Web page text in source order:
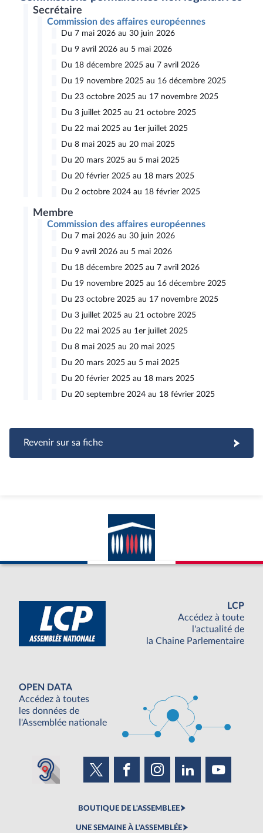
Secrétaire
Commission des affaires européennes
Du 7 mai 2026 au 30 juin 2026
Du 9 avril 2026 au 5 mai 2026
Du 18 décembre 2025 au 7 avril 2026
Du 19 novembre 2025 au 16 décembre 2025
Du 23 octobre 2025 au 17 novembre 2025
Du 3 juillet 2025 au 21 octobre 2025
Du 22 mai 2025 au 1er juillet 2025
Du 8 mai 2025 au 20 mai 2025
Du 20 mars 2025 au 5 mai 2025
Du 20 février 2025 au 18 mars 2025
Du 2 octobre 2024 au 18 février 2025
Membre
Commission des affaires européennes
Du 7 mai 2026 au 30 juin 2026
Du 9 avril 2026 au 5 mai 2026
Du 18 décembre 2025 au 7 avril 2026
Du 19 novembre 2025 au 16 décembre 2025
Du 23 octobre 2025 au 17 novembre 2025
Du 3 juillet 2025 au 21 octobre 2025
Du 22 mai 2025 au 1er juillet 2025
Du 8 mai 2025 au 20 mai 2025
Du 20 mars 2025 au 5 mai 2025
Du 20 février 2025 au 18 mars 2025
Du 20 septembre 2024 au 18 février 2025
Revenir sur sa fiche
LCP
Accédez à toute
l'actualité de
la Chaine Parlementaire
OPEN DATA
Accédez à toutes
les données de
l'Assemblée nationale
BOUTIQUE DE L'ASSEMBLEE
UNE SEMAINE À L'ASSEMBLÉE